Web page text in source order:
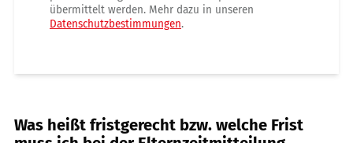
übermittelt werden. Mehr dazu in unseren
Datenschutzbestimmungen.
Was heißt fristgerecht bzw. welche Frist